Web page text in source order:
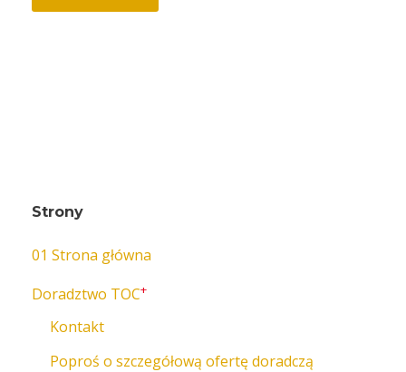
Strony
01 Strona główna
Doradztwo TOC+
Kontakt
Poproś o szczegółową ofertę doradczą